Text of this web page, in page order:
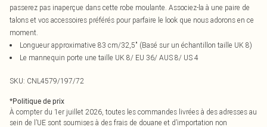
passerez pas inaperçue dans cette robe moulante. Associez-la à une paire de
talons et vos accessoires préférés pour parfaire le look que nous adorons en ce
moment.
Longueur approximative 83 cm/32,5" (Basé sur un échantillon taille UK 8)
Le mannequin porte une taille UK 8/ EU 36/ AUS 8/ US 4
SKU: CNL4579/197/72
*Politique de prix
À compter du 1er juillet 2026, toutes les commandes livrées à des adresses au
sein de l’UE sont soumises à des frais de douane et d’importation non